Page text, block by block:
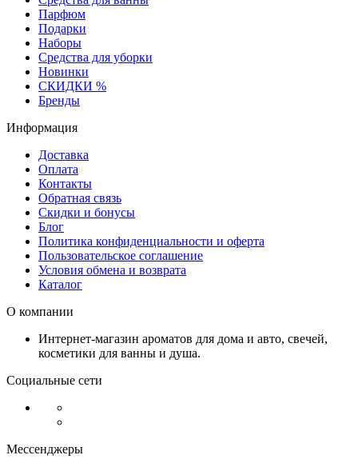
Парфюм
Подарки
Наборы
Средства для уборки
Новинки
СКИДКИ %
Бренды
Информация
Доставка
Оплата
Контакты
Обратная связь
Скидки и бонусы
Блог
Политика конфиденциальности и оферта
Пользовательское соглашение
Условия обмена и возврата
Каталог
О компании
Интернет-магазин ароматов для дома и авто, свечей,
косметики для ванны и душа.
Социальные сети
Мессенджеры